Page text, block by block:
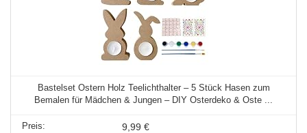
Bastelset Ostern Holz Teelichthalter – 5 Stück Hasen zum
Bemalen für Mädchen & Jungen – DIY Osterdeko & Oste ...
9,99 €